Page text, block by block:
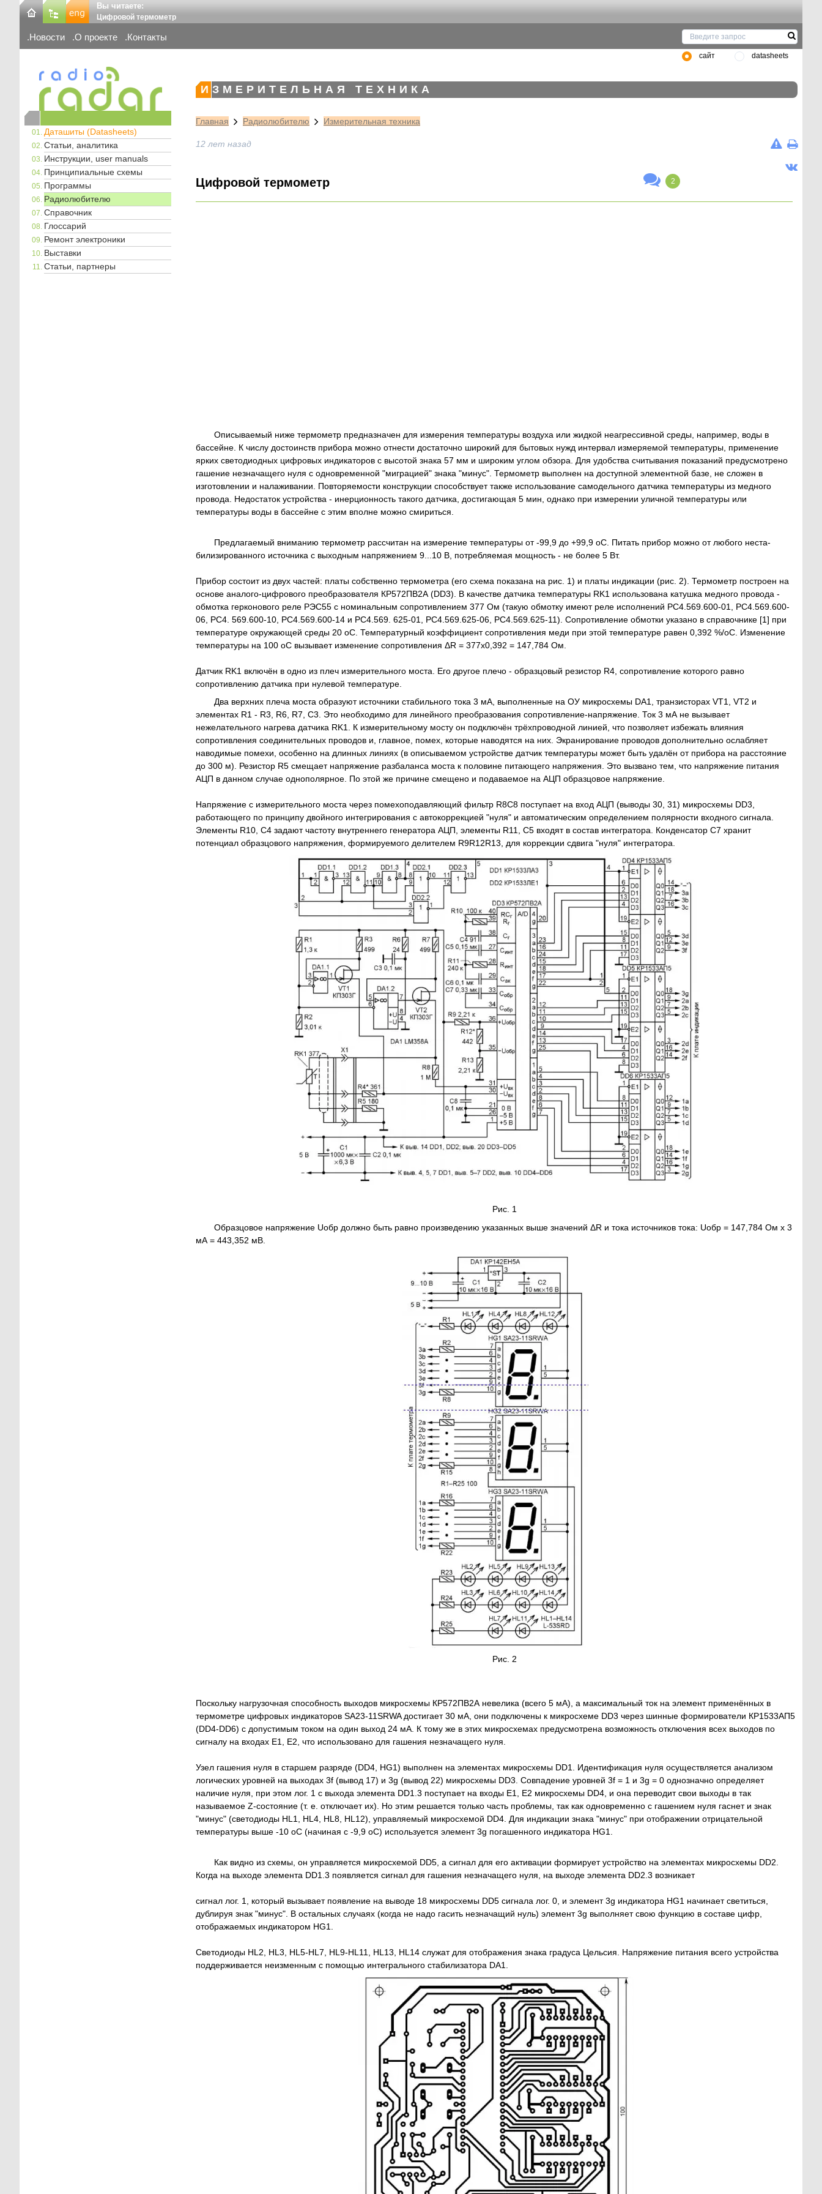
Вы читаете:
Цифровой термометр
Новости О проекте Контакты
сайт datasheets
Даташиты (Datasheets)
Статьи, аналитика
Инструкции, user manuals
Принципиальные схемы
Программы
Радиолюбителю
Справочник
Глоссарий
Ремонт электроники
Выставки
Статьи, партнеры
ИЗМЕРИТЕЛЬНАЯ ТЕХНИКА
Главная Радиолюбителю Измерительная техника
12 лет назад
Цифровой термометр 2
Описываемый ниже термометр предназначен для измерения температуры воздуха или жидкой неагрессивной среды, например, воды в
бассейне. К числу достоинств прибора можно отнести достаточно широкий для бытовых нужд интервал измеряемой температуры, применение
ярких светодиодных цифровых индикаторов с высотой знака 57 мм и широким углом обзора. Для удобства считывания показаний предусмотрено
гашение незначащего нуля с одновременной "миграцией" знака "минус". Термометр выполнен на доступной элементной базе, не сложен в
изготовлении и налаживании. Повторяемости конструкции способствует также использование самодельного датчика температуры из медного
провода. Недостаток устройства - инерционность такого датчика, достигающая 5 мин, однако при измерении уличной температуры или
температуры воды в бассейне с этим вполне можно смириться.
Предлагаемый вниманию термометр рассчитан на измерение температуры от -99,9 до +99,9 оС. Питать прибор можно от любого неста-
билизированного источника с выходным напряжением 9...10 В, потребляемая мощность - не более 5 Вт.
Прибор состоит из двух частей: платы собственно термометра (его схема показана на рис. 1) и платы индикации (рис. 2). Термометр построен на
основе аналого-цифрового преобразователя КР572ПВ2А (DD3). В качестве датчика температуры RK1 использована катушка медного провода -
обмотка герконового реле РЭС55 с номинальным сопротивлением 377 Ом (такую обмотку имеют реле исполнений РС4.569.600-01, РС4.569.600-
06, РС4. 569.600-10, РС4.569.600-14 и РС4.569. 625-01, РС4.569.625-06, РС4.569.625-11). Сопротивление обмотки указано в справочнике [1] при
температуре окружающей среды 20 оС. Температурный коэффициент сопротивления меди при этой температуре равен 0,392 %/оС. Изменение
температуры на 100 оС вызывает изменение сопротивления ΔR = 377x0,392 = 147,784 Ом.
Датчик RK1 включён в одно из плеч измерительного моста. Его другое плечо - образцовый резистор R4, сопротивление которого равно
сопротивлению датчика при нулевой температуре.
Два верхних плеча моста образуют источники стабильного тока 3 мА, выполненные на ОУ микросхемы DA1, транзисторах VT1, VT2 и
элементах R1 - R3, R6, R7, C3. Это необходимо для линейного преобразования сопротивление-напряжение. Ток 3 мА не вызывает
нежелательного нагрева датчика RK1. К измерительному мосту он подключён трёхпроводной линией, что позволяет избежать влияния
сопротивления соединительных проводов и, главное, помех, которые наводятся на них. Экранирование проводов дополнительно ослабляет
наводимые помехи, особенно на длинных линиях (в описываемом устройстве датчик температуры может быть удалён от прибора на расстояние
до 300 м). Резистор R5 смещает напряжение разбаланса моста к половине питающего напряжения. Это вызвано тем, что напряжение питания
АЦП в данном случае однополярное. По этой же причине смещено и подаваемое на АЦП образцовое напряжение.
Напряжение с измерительного моста через помехоподавляющий фильтр R8C8 поступает на вход АЦП (выводы 30, 31) микросхемы DD3,
работающего по принципу двойного интегрирования с автокоррекцией "нуля" и автоматическим определением полярности входного сигнала.
Элементы R10, C4 задают частоту внутреннего генератора АЦП, элементы R11, C5 входят в состав интегратора. Конденсатор C7 хранит
потенциал образцового напряжения, формируемого делителем R9R12R13, для коррекции сдвига "нуля" интегратора.
Рис. 1
Образцовое напряжение Uобр должно быть равно произведению указанных выше значений ΔR и тока источников тока: Uобр = 147,784 Ом х 3
мА = 443,352 мВ.
Рис. 2
Поскольку нагрузочная способность выходов микросхемы КР572ПВ2А невелика (всего 5 мА), а максимальный ток на элемент применённых в
термометре цифровых индикаторов SA23-11SRWA достигает 30 мА, они подключены к микросхеме DD3 через шинные формирователи КР1533АП5
(DD4-DD6) с допустимым током на один выход 24 мА. К тому же в этих микросхемах предусмотрена возможность отключения всех выходов по
сигналу на входах E1, E2, что использовано для гашения незначащего нуля.
Узел гашения нуля в старшем разряде (DD4, HG1) выполнен на элементах микросхемы DD1. Идентификация нуля осуществляется анализом
логических уровней на выходах 3f (вывод 17) и 3g (вывод 22) микросхемы DD3. Совпадение уровней 3f = 1 и 3g = 0 однозначно определяет
наличие нуля, при этом лог. 1 с выхода элемента DD1.3 поступает на входы E1, E2 микросхемы DD4, и она переводит свои выходы в так
называемое Z-состояние (т. е. отключает их). Но этим решается только часть проблемы, так как одновременно с гашением нуля гаснет и знак
"минус" (светодиоды HL1, HL4, HL8, HL12), управляемый микросхемой DD4. Для индикации знака "минус" при отображении отрицательной
температуры выше -10 оС (начиная с -9,9 оС) используется элемент 3g погашенного индикатора HG1.
Как видно из схемы, он управляется микросхемой DD5, а сигнал для его активации формирует устройство на элементах микросхемы DD2.
Когда на выходе элемента DD1.3 появляется сигнал для гашения незначащего нуля, на выходе элемента DD2.3 возникает
сигнал лог. 1, который вызывает появление на выводе 18 микросхемы DD5 сигнала лог. 0, и элемент 3g индикатора HG1 начинает светиться,
дублируя знак "минус". В остальных случаях (когда не надо гасить незначащий нуль) элемент 3g выполняет свою функцию в составе цифр,
отображаемых индикатором HG1.
Светодиоды HL2, HL3, HL5-HL7, HL9-HL11, HL13, HL14 служат для отображения знака градуса Цельсия. Напряжение питания всего устройства
поддерживается неизменным с помощью интегрального стабилизатора DA1.